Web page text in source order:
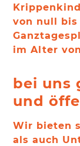
von null bis
im Alter
bei uns
und
Wir bieten
als auch